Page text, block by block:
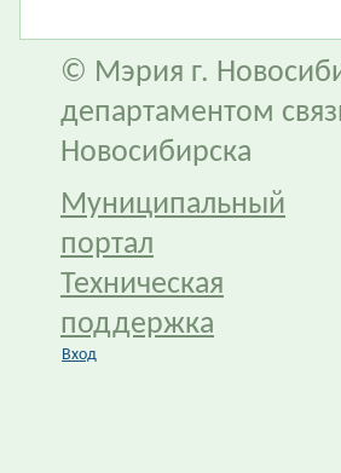
© Мэрия г.
департаментом
Новосибирска
Муниципальный
портал
Техническая
поддержка
Вход